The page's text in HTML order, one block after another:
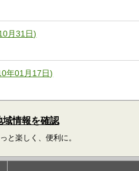
月31日)
年01月17日)
域情報を確認
と楽しく、便利に。